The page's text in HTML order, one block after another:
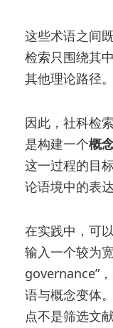
这些术语之间
检索只围绕其
其他理论路径。
因此，社科检
是构建一个概
这一过程的目
论语境中的表达
在实践中，可
输入一个较为
governance”
语与概念变体
点不是筛选文